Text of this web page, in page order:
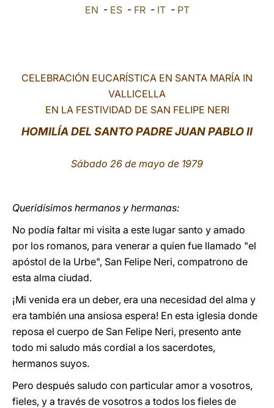
LATINE
EN - ES- FR- IT- PT
CELEBRACIÓN EUCARÍSTICA EN SANTA MARÍA IN
VALLICELLA
EN LA FESTIVIDAD DE SAN FELIPE NERI
HOMILÍA DEL SANTO PADRE JUAN PABLO II
Sábado 26 de mayo de 1979
Queridísimos hermanos y hermanas:
No podía faltar mi visita a este lugar santo y amado
por los romanos, para venerar a quien fue llamado "el
apóstol de la Urbe", San Felipe Neri, compatrono de
esta alma ciudad.
¡Mi venida era un deber, era una necesidad del alma y
era también una ansiosa espera! En esta iglesia donde
reposa el cuerpo de San Felipe Neri, presento ante
todo mi saludo más cordial a los sacerdotes,
hermanos suyos.
Pero después saludo con particular amor a vosotros,
fieles, y a través de vosotros a todos los fieles de